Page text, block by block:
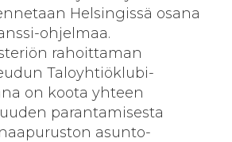
Helsingissä osana
ohjelmaa.
rahoittaman
Taloyhtiöklubi-
on koota yhteen
parantamisesta
asunto-